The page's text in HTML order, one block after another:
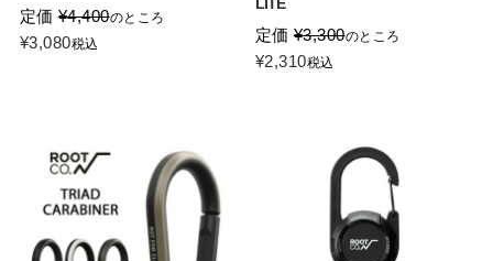
定価 ¥4,400のところ
¥3,080税込
LITE
定価 ¥3,300のところ
¥2,310税込